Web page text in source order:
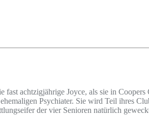
achtzigjährige Joyce, als sie in Coopers
Psychiater. Sie wird Teil ihres
der vier Senioren natürlich